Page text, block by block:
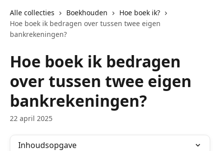
Alle collecties Boekhouden
Hoe boek ik?
Hoe boek ik bedragen over tussen twee eigen
bankrekeningen?
Hoe boek ik bedragen
over tussen twee eigen
bankrekeningen?
22 april 2025
Inhoudsopgave